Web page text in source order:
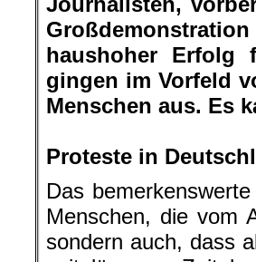
haushoher Erfolg
gingen im Vorfeld
Menschen aus. Es
Proteste in
Das
Menschen, die vom
sondern auch, dass